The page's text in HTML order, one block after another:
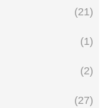
(21)
(1)
(2)
(27)